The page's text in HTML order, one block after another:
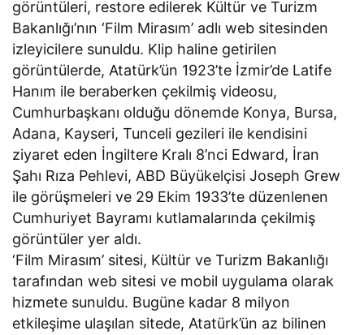
görüntüleri, restore edilerek Kültür ve Turizm
Bakanlığı’nın ‘Film Mirasım’ adlı web sitesinden
izleyicilere sunuldu. Klip haline getirilen
görüntülerde, Atatürk’ün 1923’te İzmir’de Latife
Hanım ile beraberken çekilmiş videosu,
Cumhurbaşkanı olduğu dönemde Konya, Bursa,
Adana, Kayseri, Tunceli gezileri ile kendisini
ziyaret eden İngiltere Kralı 8’nci Edward, İran
Şahı Rıza Pehlevi, ABD Büyükelçisi Joseph Grew
ile görüşmeleri ve 29 Ekim 1933’te düzenlenen
Cumhuriyet Bayramı kutlamalarında çekilmiş
görüntüler yer aldı.
‘Film Mirasım’ sitesi, Kültür ve Turizm Bakanlığı
tarafından web sitesi ve mobil uygulama olarak
hizmete sunuldu. Bugüne kadar 8 milyon
etkileşime ulaşılan sitede, Atatürk’ün az bilinen